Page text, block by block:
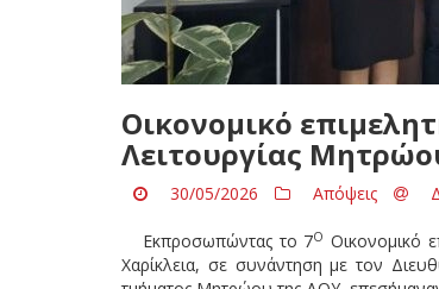
Οικονομικό
Λειτουργίας
30/05/2026 Απόψεις
Εκπροσωπώντας το 7Ο Οικονομικό
Χαρίκλεια, σε συνάντηση με τον